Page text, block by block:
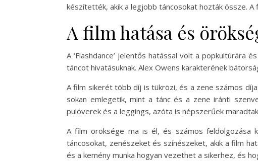
készítették, akik a legjobb táncosokat hozták össze.
A film hatása és
A ‘Flashdance’ jelentős hatással volt a
táncot hivatásuknak. Alex Owens karakterének
A film sikerét több díj is tükrözi, és a zene számos
sokan emlegetik, mint a tánc és a zene iránti
pulóverek és a leggings, azóta is népszerűek
A film öröksége ma is él, és számos feldolgozása
táncosokat, zenészeket és színészeket, akik a film
és a kemény munka hogyan vezethet a sikerhez, és